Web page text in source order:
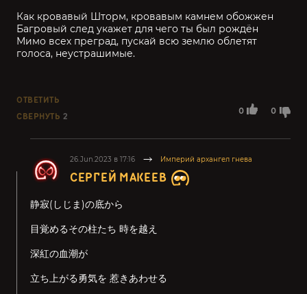
0 0
Как кровавый Шторм, кровавым камнем обожжен
Багровый след укажет для чего ты был рождён
Мимо всех преград, пускай всю землю облетят
голоса, неустрашимые.
ОТВЕТИТЬ
СВЕРНУТЬ 2
26.Jun.2023 в 17:16 Империй архангел гнева
СЕРГЕЙ МАКЕЕВ
静寂(しじま)の底から
目覚めるその柱たち 時を越え
深紅の血潮が
立ち上がる勇気を 惹きあわせる